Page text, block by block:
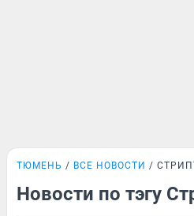
ТЮМЕНЬ ВСЕ НОВОСТИ
Новости по тэгу